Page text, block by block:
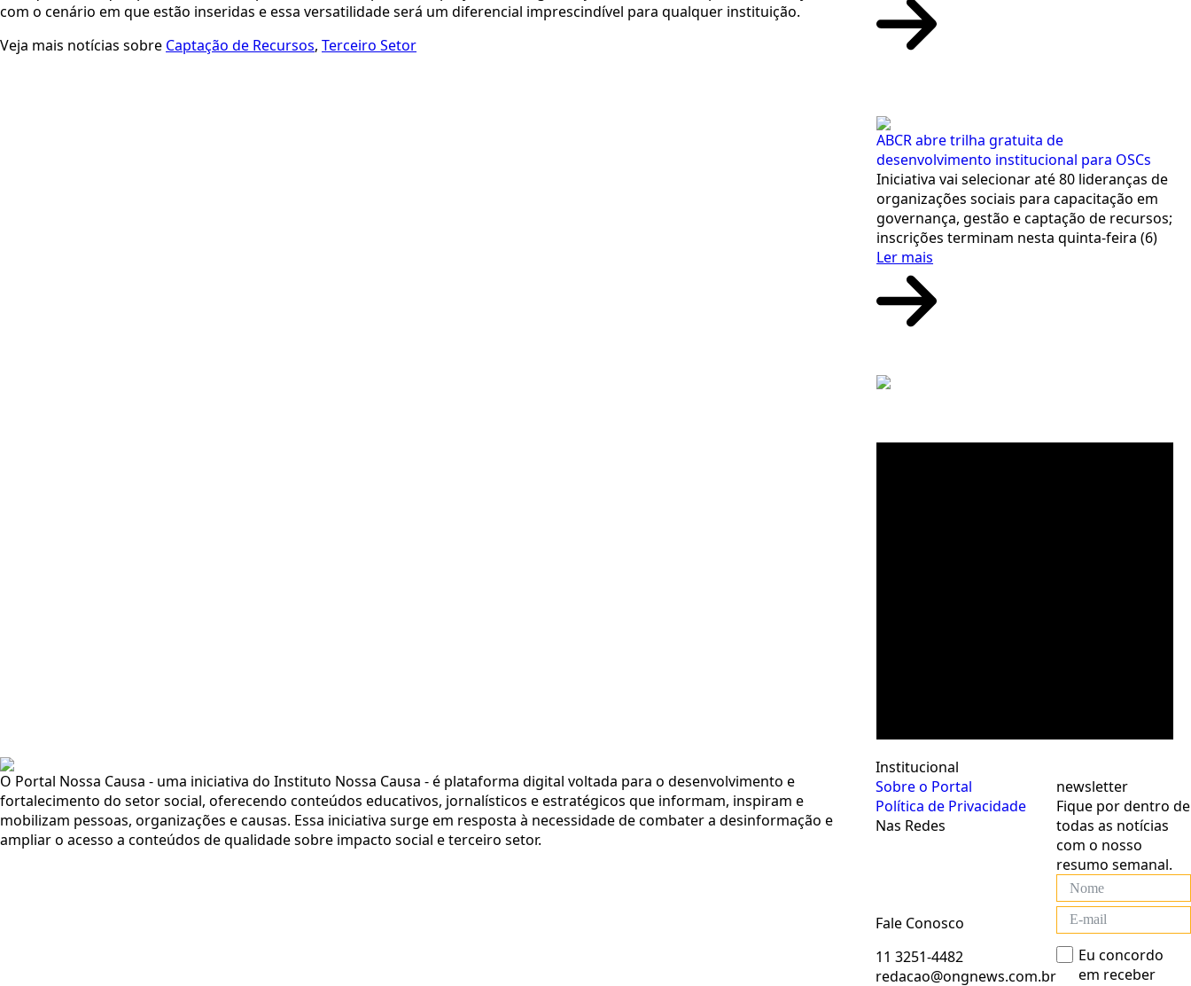
com o cenário em que estão inseridas e essa versatilidade será um diferencial imprescindível para qualquer instituição.
Veja mais notícias sobre Captação de Recursos, Terceiro Setor
ABCR abre trilha gratuita de
desenvolvimento institucional para OSCs
Iniciativa vai selecionar até 80 lideranças de
organizações sociais para capacitação em
governança, gestão e captação de recursos;
inscrições terminam nesta quinta-feira (6)
Ler mais
O Portal Nossa Causa - uma iniciativa do Instituto Nossa Causa - é plataforma digital voltada para o desenvolvimento e
fortalecimento do setor social, oferecendo conteúdos educativos, jornalísticos e estratégicos que informam, inspiram e
mobilizam pessoas, organizações e causas. Essa iniciativa surge em resposta à necessidade de combater a desinformação e
ampliar o acesso a conteúdos de qualidade sobre impacto social e terceiro setor.
Institucional
Sobre o Portal
Política de Privacidade
Nas Redes
Fale Conosco
11 3251-4482
redacao@ongnews.com.br
newsletter
Fique por dentro de
todas as notícias
com o nosso
resumo semanal.
Eu concordo
em receber